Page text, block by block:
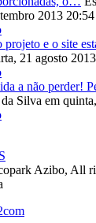
2013 20:54
projeto e o site
21 agosto
a não perder!
Silva em
Azibo, All